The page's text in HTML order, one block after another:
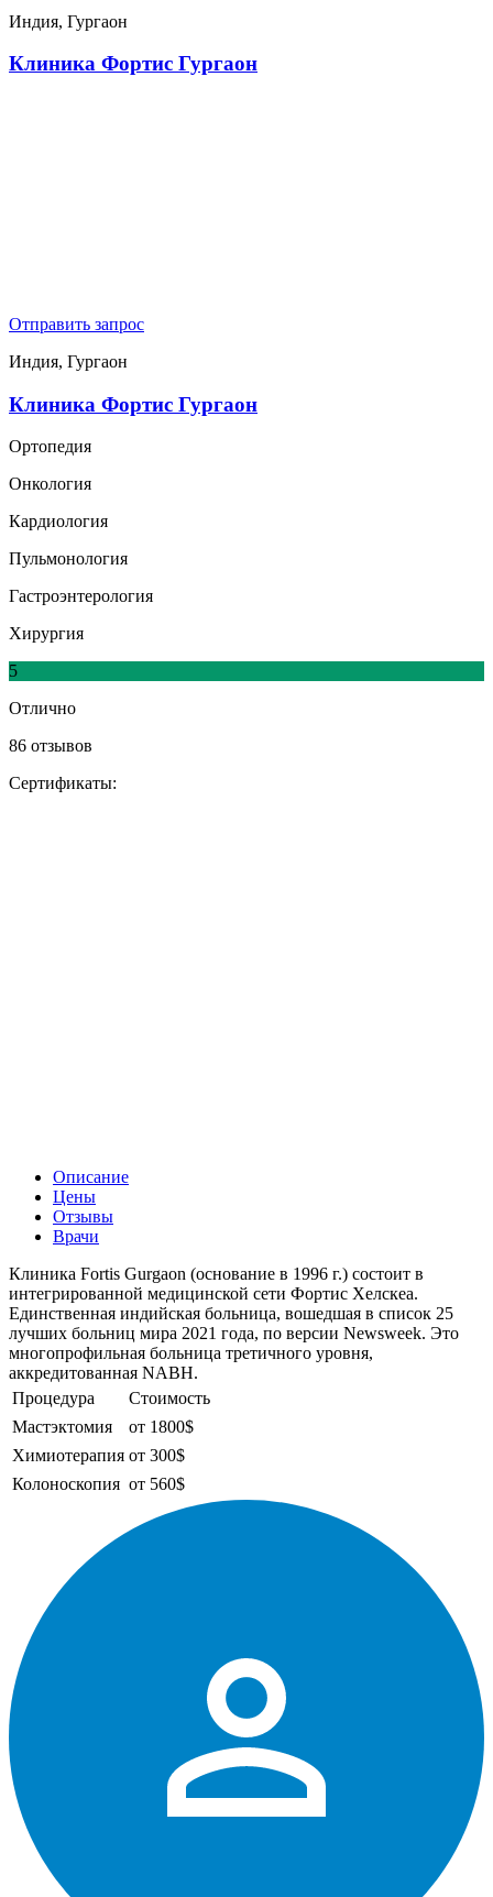
Индия, Гургаон
Клиника Фортис Гургаон
Отправить запрос
Индия, Гургаон
Клиника Фортис Гургаон
Ортопедия
Онкология
Кардиология
Пульмонология
Гастроэнтерология
Хирургия
5
Отлично
86 отзывов
Сертификаты:
Описание
Цены
Отзывы
Врачи
Клиника Fortis Gurgaon (основание в 1996 г.) состоит в
интегрированной медицинской сети Фортис Хелскеа.
Единственная индийская больница, вошедшая в список 25
лучших больниц мира 2021 года, по версии Newsweek. Это
многопрофильная больница третичного уровня,
аккредитованная NABH.
Процедура
Стоимость
Мастэктомия
от 1800$
Химиотерапия от 300$
Колоноскопия от 560$